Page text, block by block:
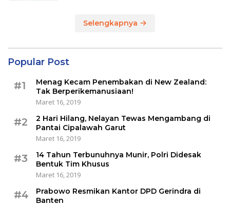
Selengkapnya
Popular Post
#1
Menag Kecam Penembakan di New Zealand:
Tak Berperikemanusiaan!
Maret 16, 2019
#2
2 Hari Hilang, Nelayan Tewas Mengambang di
Pantai Cipalawah Garut
Maret 16, 2019
#3
14 Tahun Terbunuhnya Munir, Polri Didesak
Bentuk Tim Khusus
Maret 16, 2019
#4
Prabowo Resmikan Kantor DPD Gerindra di
Banten